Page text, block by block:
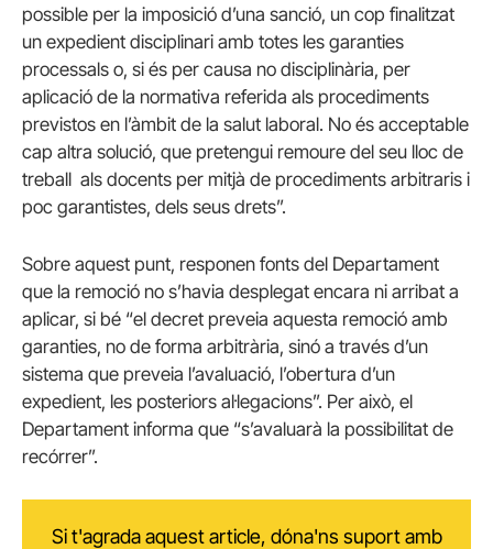
possible per la imposició d’una sanció, un cop finalitzat
un expedient disciplinari amb totes les garanties
processals o, si és per causa no disciplinària, per
aplicació de la normativa referida als procediments
previstos en l’àmbit de la salut laboral. No és acceptable
cap altra solució, que pretengui remoure del seu lloc de
treball als docents per mitjà de procediments arbitraris i
poc garantistes, dels seus drets”.
Sobre aquest punt, responen fonts del Departament
que la remoció no s’havia desplegat encara ni arribat a
aplicar, si bé “el decret preveia aquesta remoció amb
garanties, no de forma arbitrària, sinó a través d’un
sistema que preveia l’avaluació, l’obertura d’un
expedient, les posteriors al·legacions”. Per això, el
Departament informa que “s’avaluarà la possibilitat de
recórrer”.
Si t'agrada aquest article, dóna'ns suport amb